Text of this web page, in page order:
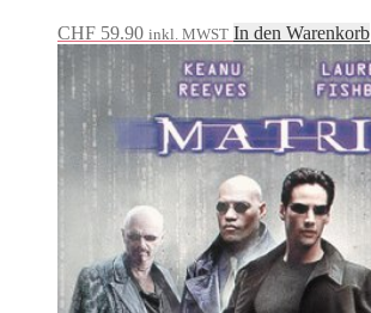
CHF 59.90 inkl. MWST In den Warenkorb